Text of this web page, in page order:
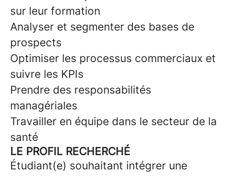
sur leur formation
Analyser et segmenter des bases de
prospects
Optimiser les processus commerciaux et
suivre les KPIs
Prendre des responsabilités
managériales
Travailler en équipe dans le secteur de la
santé
LE PROFIL RECHERCHÉ
Étudiant(e) souhaitant intégrer une